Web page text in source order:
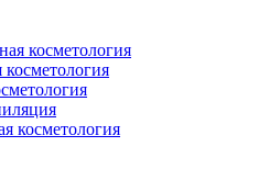
косметология
косметология